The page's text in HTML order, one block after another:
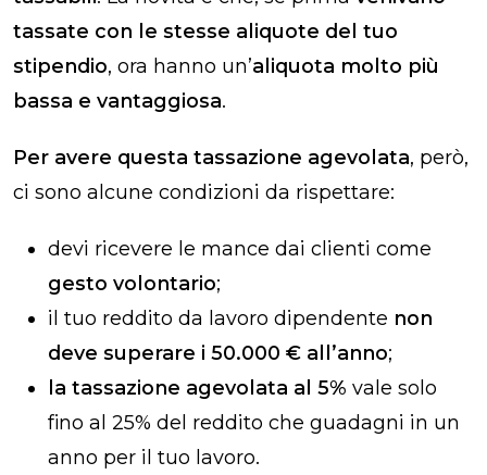
tassate con le stesse aliquote del tuo
stipendio, ora hanno un’aliquota molto più
bassa e vantaggiosa.
Per avere questa tassazione agevolata, però,
ci sono alcune condizioni da rispettare:
devi ricevere le mance dai clienti come
gesto volontario;
il tuo reddito da lavoro dipendente non
deve superare i 50.000 € all’anno;
la tassazione agevolata al 5% vale solo
fino al 25% del reddito che guadagni in un
anno per il tuo lavoro.